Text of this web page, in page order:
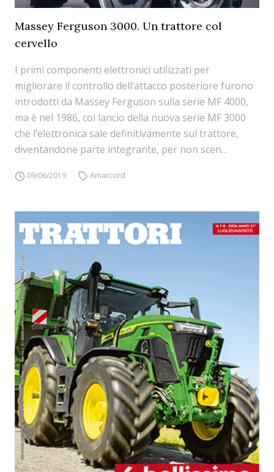
Massey Ferguson 3000. Un trattore col
cervello
I primi componenti elettronici utilizzati per
migliorare il controllo dell’attacco posteriore furono
introdotti da Massey Ferguson sulla serie MF 4000,
ma è nel 1986, col lancio della nuova serie MF 3000
che l’elettronica sale definitivamente sul trattore,
diventandone parte integrante, per non scen...
09/06/2019 Amarcord